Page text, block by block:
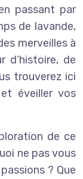
passant par
de lavande,
merveilles à
d’histoire, de
trouverez ici
éveiller vos
de ce
ne pas vous
? Que